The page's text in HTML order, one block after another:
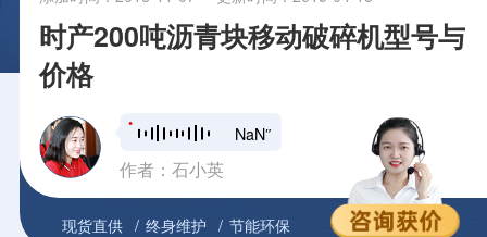
时产200吨沥青块移动破碎机型号与
价格
NaN″
作者：石小英
现货直供 终身维护 节能环保